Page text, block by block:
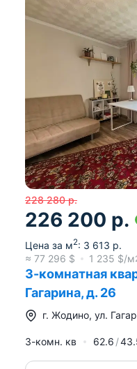
228 280 р.
226 200 р.
Цена за м2: 3 613 р.
≈ 77 296 $ 1 235 $/м
3-комнатная
Гагарина, д. 26
г. Жодино, ул.
3-комн. кв 62.6